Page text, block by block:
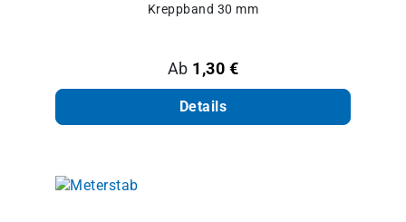
Kreppband 30 mm
Regulärer Preis:
Ab 1,30 €
Details